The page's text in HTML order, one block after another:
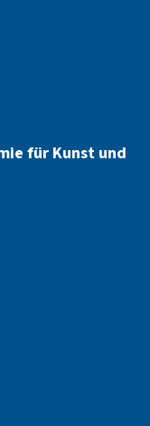
für Kunst und